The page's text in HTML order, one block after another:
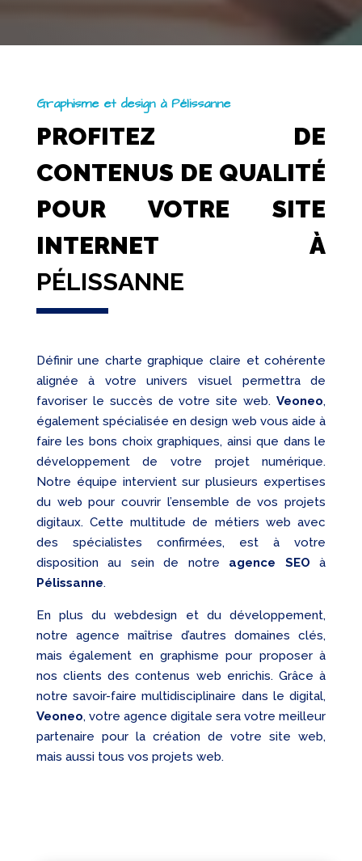
Graphisme et design à Pélissanne
PROFITEZ DE
CONTENUS DE QUALITÉ
POUR VOTRE SITE
INTERNET À
PÉLISSANNE
Définir une charte graphique claire et cohérente
alignée à votre univers visuel permettra de
favoriser le succès de votre site web.Veoneo,
également spécialisée en design web vous aide à
faire les bons choix graphiques, ainsi que dans le
développement de votre projet numérique.
Notre équipe intervient sur plusieurs expertises
du web pour couvrir l’ensemble de vos projets
digitaux. Cette multitude de métiers web avec
des spécialistes confirmées, est à votre
disposition au sein de notre agence SEO à
Pélissanne.
En plus du webdesign et du développement,
notre agence maîtrise d’autres domaines clés,
mais également en graphisme pour proposer à
nos clients des contenus web enrichis. Grâce à
notre savoir-faire multidisciplinaire dans le digital,
Veoneo, votre agence digitale sera votre meilleur
partenaire pour la création de votre site web,
mais aussi tous vos projets web.